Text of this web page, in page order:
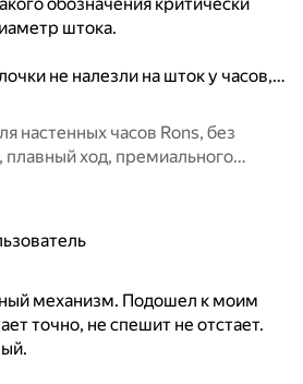
штока.
не налезли на шток у часов,…
настенных часов Rons, без
ход, премиального
механизм. Подошел к моим
точно, не спешит не отстает.